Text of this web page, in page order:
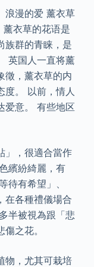
浪漫的爱 薰衣草
薰衣草的花语是
族群的青睐，是
英国人一直将薰
徵，薰衣草的内
度。 以前，情人
爱意。 有些地区
」，很適合當作
繽紛綺麗，有
待有希望」、
在各種禮儀場合
半被視為跟「悲
之花。
物，尤其可栽培